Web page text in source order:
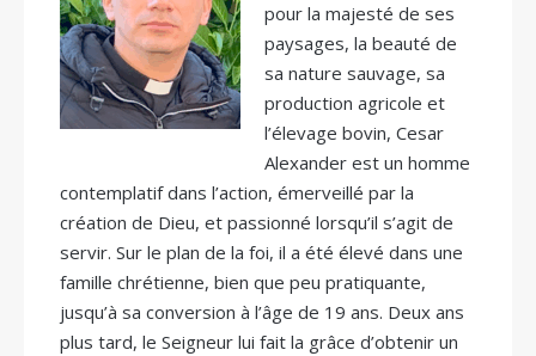
pour la majesté de ses
paysages, la beauté de
sa nature sauvage, sa
production agricole et
l’élevage bovin, Cesar
Alexander est un homme
contemplatif dans l’action, émerveillé par la
création de Dieu, et passionné lorsqu’il s’agit de
servir. Sur le plan de la foi, il a été élevé dans une
famille chrétienne, bien que peu pratiquante,
jusqu’à sa conversion à l’âge de 19 ans. Deux ans
plus tard, le Seigneur lui fait la grâce d’obtenir un